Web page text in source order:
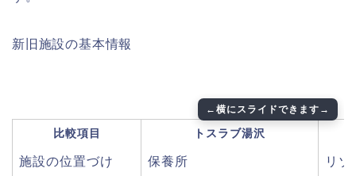
新旧施設の基本情報
比較項目 トスラブ湯沢
施設の位置づけ 保養所 リ